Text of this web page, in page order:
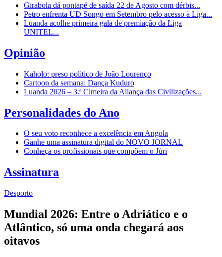
Girabola dá pontapé de saída 22 de Agosto com dérbis...
Petro enfrenta UD Songo em Setembro pelo acesso à Liga...
Luanda acolhe primeira gala de premiação da Liga
UNITEL...
Opinião
Kaholo: preso político de João Lourenço
Cartoon da semana: Dança Kuduro
Luanda 2026 – 3.ª Cimeira da Aliança das Civilizações...
Personalidades do Ano
O seu voto reconhece a excelência em Angola
Ganhe uma assinatura digital do NOVO JORNAL
Conheça os profissionais que compõem o Júri
Assinatura
Desporto
Mundial 2026: Entre o Adriático e o
Atlântico, só uma onda chegará aos
oitavos